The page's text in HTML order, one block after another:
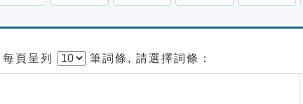
頁呈列 筆詞條, 請選擇詞條：